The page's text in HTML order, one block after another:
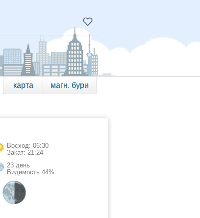
карта магн. бури
Восход: 06:30
Закат: 21:24
23 день
Видимость 44%